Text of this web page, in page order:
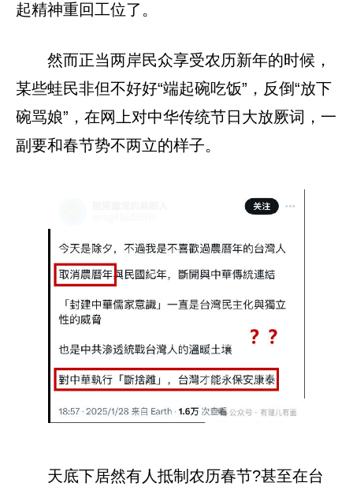
起精神重回工位了。
然而正当两岸民众享受农历新年的时候，
某些蛙民非但不好好“端起碗吃饭”，反倒“放下
碗骂娘”，在网上对中华传统节日大放厥词，一
副要和春节势不两立的样子。
天底下居然有人抵制农历春节?甚至在台